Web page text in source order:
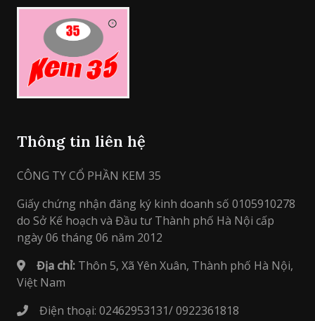
Thông tin liên hệ
CÔNG TY CỔ PHẦN KEM 35
Giấy chứng nhận đăng ký kinh doanh số 0105910278
do Sở Kế hoạch và Đầu tư Thành phố Hà Nội cấp
ngày 06 tháng 06 năm 2012
Địa chỉ: Thôn 5, Xã Yên Xuân, Thành phố Hà Nội,
Việt Nam
Điện thoại: 02462953131/ 0922361818